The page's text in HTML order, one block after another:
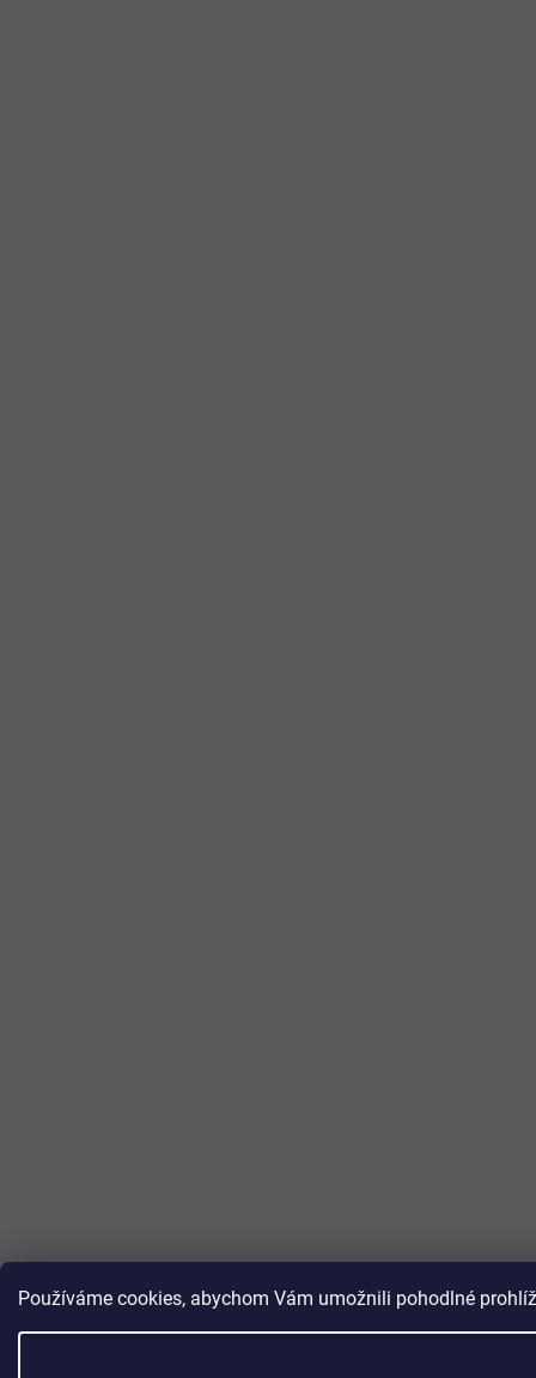
Používáme cookies, abychom Vám umožnili pohodlné